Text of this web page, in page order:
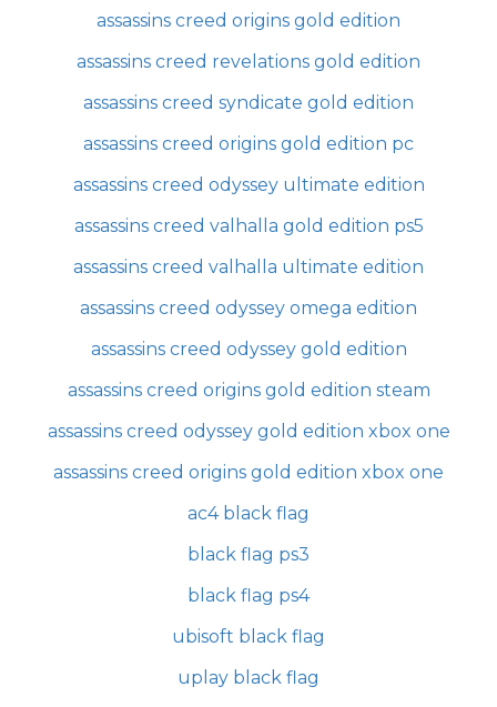
assassins creed origins gold edition
assassins creed revelations gold edition
assassins creed syndicate gold edition
assassins creed origins gold edition pc
assassins creed odyssey ultimate edition
assassins creed valhalla gold edition ps5
assassins creed valhalla ultimate edition
assassins creed odyssey omega edition
assassins creed odyssey gold edition
assassins creed origins gold edition steam
assassins creed odyssey gold edition xbox one
assassins creed origins gold edition xbox one
ac4 black flag
black flag ps3
black flag ps4
ubisoft black flag
uplay black flag